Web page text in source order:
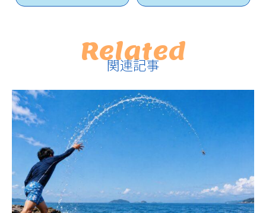
Related
関連記事